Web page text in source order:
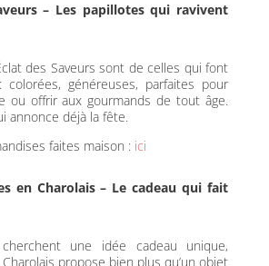
– Les papillotes qui ravivent
des Saveurs sont de celles qui font
généreuses, parfaites pour
ou offrir aux gourmands de tout âge.
annonce déjà la fête.
faites maison : ici
en Charolais – Le cadeau qui fait
une idée cadeau unique,
propose bien plus qu’un objet